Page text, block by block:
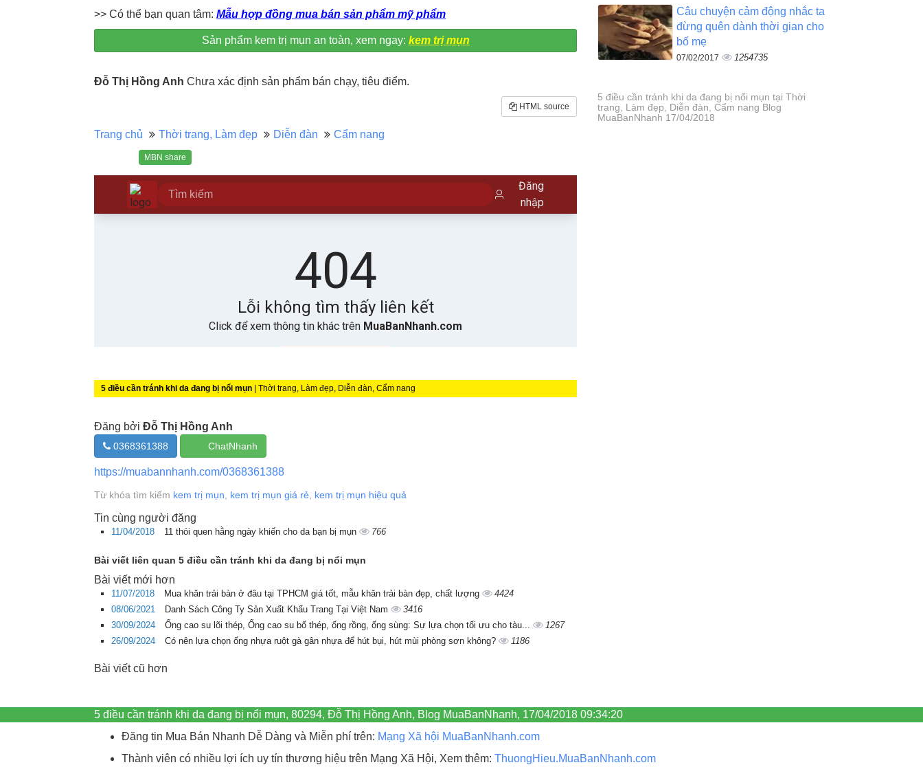
>> Có thể bạn quan tâm: Mẫu hợp đồng mua bán sản phẩm mỹ phẩm
Sản phẩm kem trị mụn an toàn, xem ngay: kem trị mụn
Đỗ Thị Hồng Anh Chưa xác định sản phẩm bán chạy, tiêu điểm.
HTML source
Trang chủ Thời trang, Làm đẹp Diễn đàn Cẩm nang
MBN share
5 điều cần tránh khi da đang bị nổi mụn | Thời trang, Làm đẹp, Diễn đàn, Cẩm nang
Đăng bởi Đỗ Thị Hồng Anh
0368361388 ChatNhanh
https://muabannhanh.com/0368361388
Từ khóa tìm kiếm kem trị mụn kem trị mụn giá rẻ kem trị mụn hiệu quả
Tin cùng người đăng
11/04/2018 11 thói quen hằng ngày khiến cho da bạn bị mụn 766
Bài viết liên quan 5 điều cần tránh khi da đang bị nổi mụn
Bài viết mới hơn
11/07/2018 Mua khăn trải bàn ở đâu tại TPHCM giá tốt, mẫu khăn trải bàn đẹp, chất lượng
4424
08/06/2021
Danh Sách Công Ty Sản Xuất Khẩu Trang Tại Việt Nam
3416
30/09/2024
Ống cao su lõi thép, Ống cao su bố thép, ống rồng, ống sùng: Sự lựa chọn tối ưu cho tàu...
1267
26/09/2024
Có nên lựa chọn ống nhựa ruột gà gân nhựa để hút bụi, hút mùi phòng sơn không? 1186
Bài viết cũ hơn
Câu chuyện cảm động nhắc ta
đừng quên dành thời gian cho
bố mẹ
07/02/2017 1254735
5 điều cần tránh khi da đang bị nổi mụn tại Thời
trang, Làm đẹp, Diễn đàn, Cẩm nang Blog
MuaBanNhanh 17/04/2018
5 điều cần tránh khi da đang bị nổi mụn, 80294, Đỗ Thị Hồng Anh, Blog MuaBanNhanh, 17/04/2018 09:34:20
Đăng tin Mua Bán Nhanh Dễ Dàng và Miễn phí trên: Mạng Xã hội MuaBanNhanh.com
Thành viên có nhiều lợi ích uy tín thương hiệu trên Mạng Xã Hội, Xem thêm: ThuongHieu.MuaBanNhanh.com